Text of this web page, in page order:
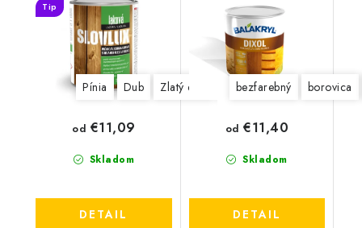
Tip
Pínia Dub Zlatý dub Orech svetlý Gaštan
Skladom
od €11,09
DETAIL
bezfarebný borovica
Skladom
od €11,40
DETAIL